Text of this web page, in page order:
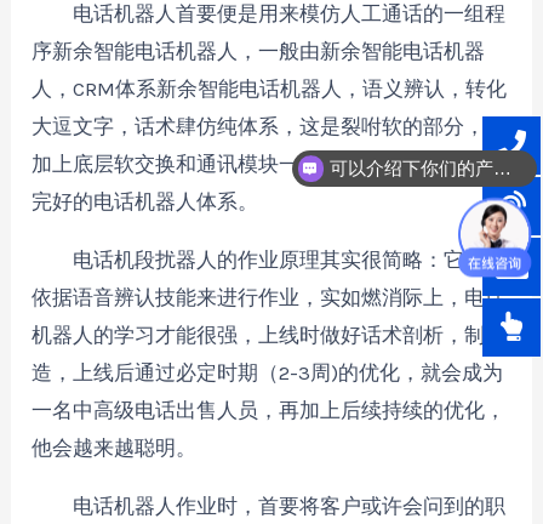
电话机器人首要便是用来模仿人工通话的一组程
序新余智能电话机器人，一般由新余智能电话机器
人，CRM体系新余智能电话机器人，语义辨认，转化
大逗文字，话术肆仿纯体系，这是裂咐软的部分，再
加上底层软交换和通讯模块一同，兼并起来便是一套
完好的电话机器人体系。
电话机段扰器人的作业原理其实很简略：它首要
依据语音辨认技能来进行作业，实如燃消际上，电话
机器人的学习才能很强，上线时做好话术剖析，制
造，上线后通过必定时期（2-3周)的优化，就会成为
一名中高级电话出售人员，再加上后续持续的优化，
他会越来越聪明。
电话机器人作业时，首要将客户或许会问到的职
可以介绍下你们的产品么？